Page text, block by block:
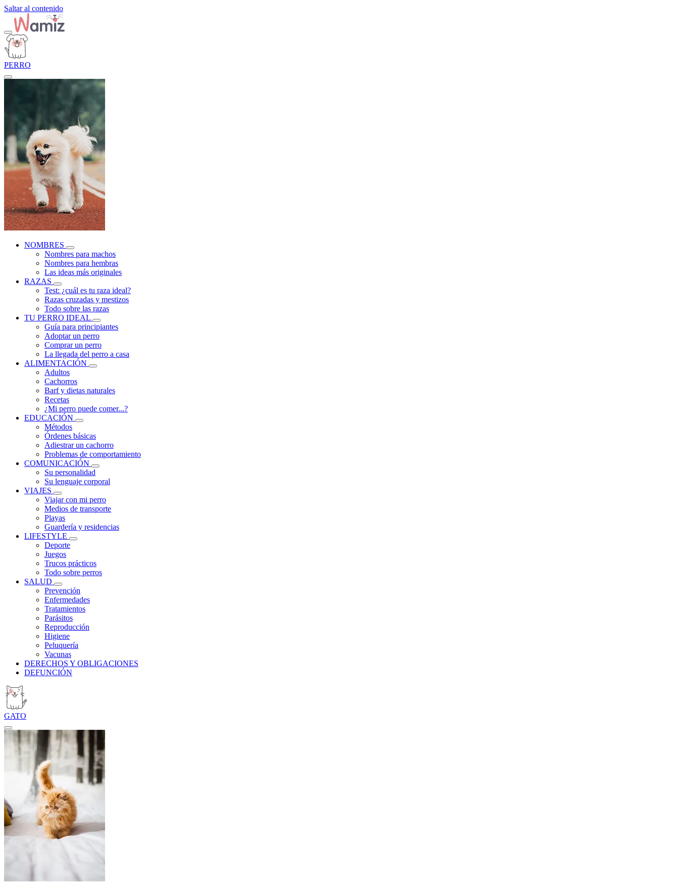
Saltar al contenido
PERRO
NOMBRES
Nombres para machos
Nombres para hembras
Las ideas más originales
RAZAS
Test: ¿cuál es tu raza ideal?
Razas cruzadas y mestizos
Todo sobre las razas
TU PERRO IDEAL
Guía para principiantes
Adoptar un perro
Comprar un perro
La llegada del perro a casa
ALIMENTACIÓN
Adultos
Cachorros
Barf y dietas naturales
Recetas
¿Mi perro puede comer...?
EDUCACIÓN
Métodos
Órdenes básicas
Adiestrar un cachorro
Problemas de comportamiento
COMUNICACIÓN
Su personalidad
Su lenguaje corporal
VIAJES
Viajar con mi perro
Medios de transporte
Playas
Guardería y residencias
LIFESTYLE
Deporte
Juegos
Trucos prácticos
Todo sobre perros
SALUD
Prevención
Enfermedades
Tratamientos
Parásitos
Reproducción
Higiene
Peluquería
Vacunas
DERECHOS Y OBLIGACIONES
DEFUNCIÓN
GATO